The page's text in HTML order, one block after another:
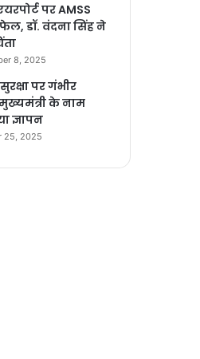
पर AMSS
डॉ. वंदना सिंह ने
8, 2025
पर गंभीर
के नाम
ज्ञापन
25, 2025